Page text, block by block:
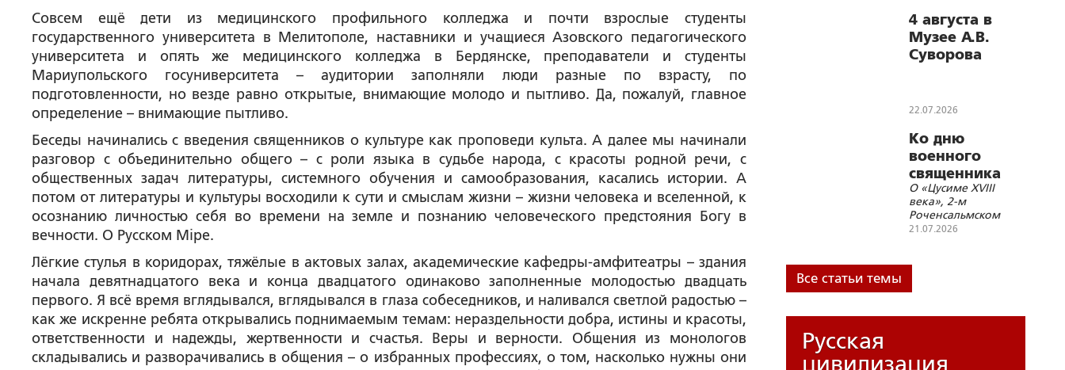
Совсем ещё дети из медицинского профильного колледжа и почти взрослые студенты
государственного университета в Мелитополе, наставники и учащиеся Азовского педагогического
университета и опять же медицинского колледжа в Бердянске, преподаватели и студенты
Мариупольского госуниверситета – аудитории заполняли люди разные по взрасту, по
подготовленности, но везде равно открытые, внимающие молодо и пытливо. Да, пожалуй, главное
определение – внимающие пытливо.
Беседы начинались с введения священников о культуре как проповеди культа. А далее мы начинали
разговор с объединительно общего – с роли языка в судьбе народа, с красоты родной речи, с
общественных задач литературы, системного обучения и самообразования, касались истории. А
потом от литературы и культуры восходили к сути и смыслам жизни – жизни человека и вселенной, к
осознанию личностью себя во времени на земле и познанию человеческого предстояния Богу в
вечности. О Русском Міре.
Лёгкие стулья в коридорах, тяжёлые в актовых залах, академические кафедры-амфитеатры – здания
начала девятнадцатого века и конца двадцатого одинаково заполненные молодостью двадцать
первого. Я всё время вглядывался, вглядывался в глаза собеседников, и наливался светлой радостью –
как же искренне ребята открывались поднимаемым темам: нераздельности добра, истины и красоты,
ответственности и надежды, жертвенности и счастья. Веры и верности. Общения из монологов
складывались и разворачивались в общения – о избранных профессиях, о том, насколько нужны они
победам П.Х.
Витгенштейна
4 августа в
Музее А.В.
Суворова
195‑летию
Варшавы»
22.07.2026
Ко дню
военного
священника
О «Цусиме XVIII
века», 2-м
Роченсальмском
сражении возле
21.07.2026
Все статьи темы
Русская
цивилизация